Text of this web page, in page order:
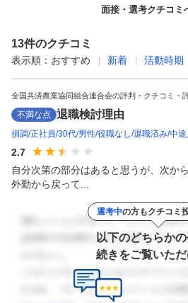
面接・選考クチコミ
13件のクチコミ
表示順： おすすめ 新着 活動時期
全国共済農業協同組合連合会の評判・クチコミ・
不満な点 退職検討理由
損調 正社員 30代 男性 役職なし 退職済み 中途
2.7
自分次第の部分はあると思うが、次か
外勤から戻って...
選考中の方もクチコミ
以下のどちらか
続きをご覧いた